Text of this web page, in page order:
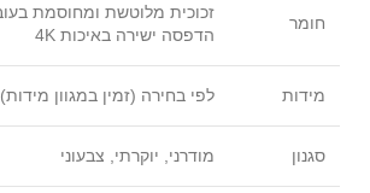
חומר
הדפסה ישירה באיכות 4K
מידות לפי בחירה (זמין במגוון מידות)
סגנון מודרני, יוקרתי, צבעוני